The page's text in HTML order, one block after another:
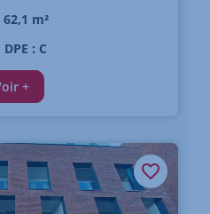
62,1 m²
DPE : C
+